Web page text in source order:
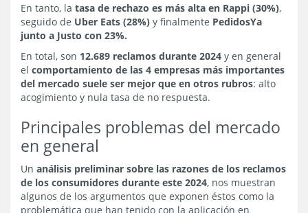
En tanto, la tasa de rechazo es más alta en Rappi (30%),
seguido de Uber Eats (28%) y finalmente PedidosYa
junto a Justo con 23%.
En total, son 12.689 reclamos durante 2024 y en general
el comportamiento de las 4 empresas más importantes
del mercado suele ser mejor que en otros rubros: alto
acogimiento y nula tasa de no respuesta.
Principales problemas del mercado
en general
Un análisis preliminar sobre las razones de los reclamos
de los consumidores durante este 2024, nos muestran
algunos de los argumentos que exponen éstos como la
problemática que han tenido con la aplicación en